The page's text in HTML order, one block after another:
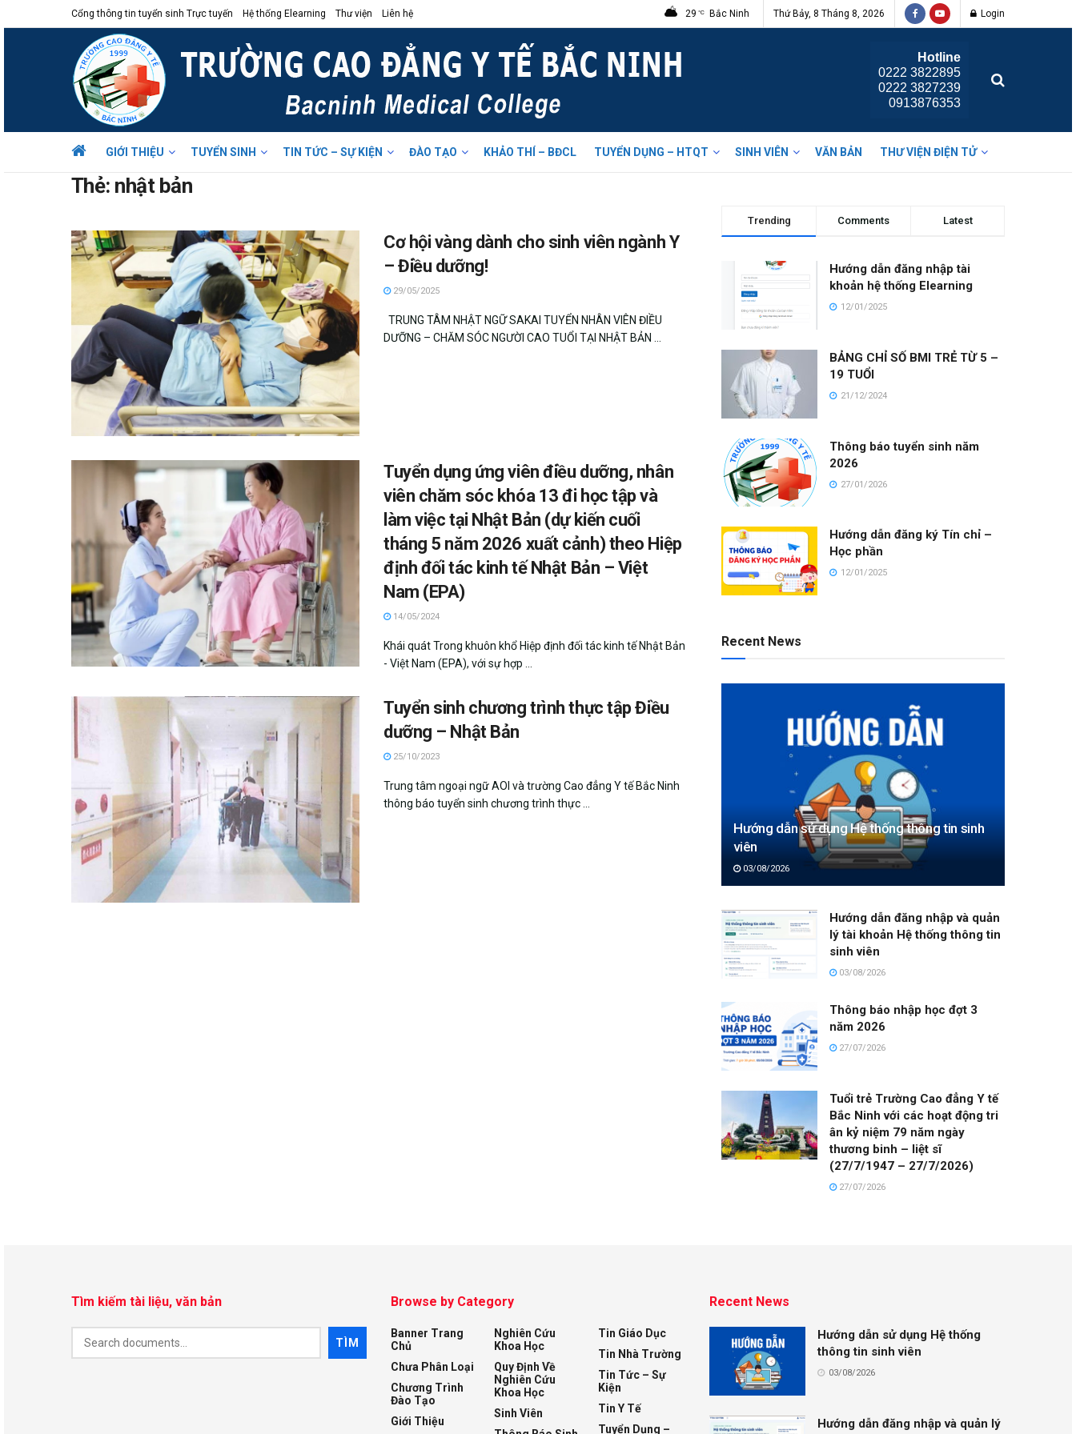
Cổng thông tin tuyển sinh Trực tuyến Hệ thống Elearning Thư viện Liên hệ 29 °C Bắc Ninh Thứ Bảy, 8 Tháng 8, 2026 Login
Hotline
0222 3822895
0222 3827239
0913876353
GIỚI THIỆU TUYỂN SINH TIN TỨC – SỰ KIỆN ĐÀO TẠO KHẢO THÍ – BĐCL TUYỂN DỤNG – HTQT SINH VIÊN VĂN BẢN THƯ VIỆN ĐIỆN TỬ
Thẻ: nhật bản
Cơ hội vàng dành cho sinh viên ngành Y
– Điều dưỡng!
29/05/2025
TRUNG TÂM NHẬT NGỮ SAKAI TUYỂN NHÂN VIÊN ĐIỀU
DƯỠNG – CHĂM SÓC NGƯỜI CAO TUỔI TẠI NHẬT BẢN ...
Tuyển dụng ứng viên điều dưỡng, nhân
viên chăm sóc khóa 13 đi học tập và
làm việc tại Nhật Bản (dự kiến cuối
tháng 5 năm 2026 xuất cảnh) theo Hiệp
định đối tác kinh tế Nhật Bản – Việt
Nam (EPA)
14/05/2024
Khái quát Trong khuôn khổ Hiệp định đối tác kinh tế Nhật Bản
- Việt Nam (EPA), với sự hợp ...
Tuyển sinh chương trình thực tập Điều
dưỡng – Nhật Bản
25/10/2023
Trung tâm ngoại ngữ AOI và trường Cao đẳng Y tế Bắc Ninh
thông báo tuyển sinh chương trình thực ...
Trending Comments Latest
Hướng dẫn đăng nhập tài
khoản hệ thống Elearning
12/01/2025
BẢNG CHỈ SỐ BMI TRẺ TỪ 5 –
19 TUỔI
21/12/2024
Thông báo tuyển sinh năm
2026
27/01/2026
Hướng dẫn đăng ký Tín chỉ –
Học phần
12/01/2025
Recent News
Hướng dẫn sử dụng Hệ thống thông tin sinh
viên
03/08/2026
Hướng dẫn đăng nhập và quản
lý tài khoản Hệ thống thông tin
sinh viên
03/08/2026
Thông báo nhập học đợt 3
năm 2026
27/07/2026
Tuổi trẻ Trường Cao đẳng Y tế
Bắc Ninh với các hoạt động tri
ân kỷ niệm 79 năm ngày
thương binh – liệt sĩ
(27/7/1947 – 27/7/2026)
27/07/2026
Tìm kiếm tài liệu, văn bản
TÌM
Browse by Category
Banner Trang
Chủ
Chưa Phân Loại
Chương Trình
Đào Tạo
Giới Thiệu
Nghiên Cứu
Khoa Học
Quy Định Về
Nghiên Cứu
Khoa Học
Sinh Viên
Tin Giáo Dục
Tin Nhà Trường
Tin Tức – Sự
Kiện
Tin Y Tế
Tuyển Dụng –
Recent News
Hướng dẫn sử dụng Hệ thống
thông tin sinh viên
03/08/2026
Hướng dẫn đăng nhập và quản lý